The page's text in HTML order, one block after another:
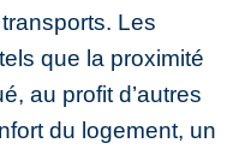
Les
que la proximité
au profit d’autres
du logement, un